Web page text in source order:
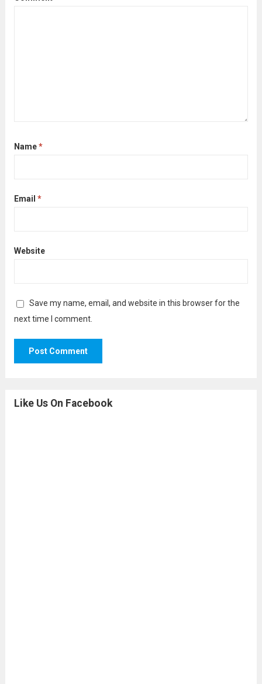
Name*
Email *
Website
Save my name, email, and website in this browser for the
next time I comment.
Like Us On Facebook